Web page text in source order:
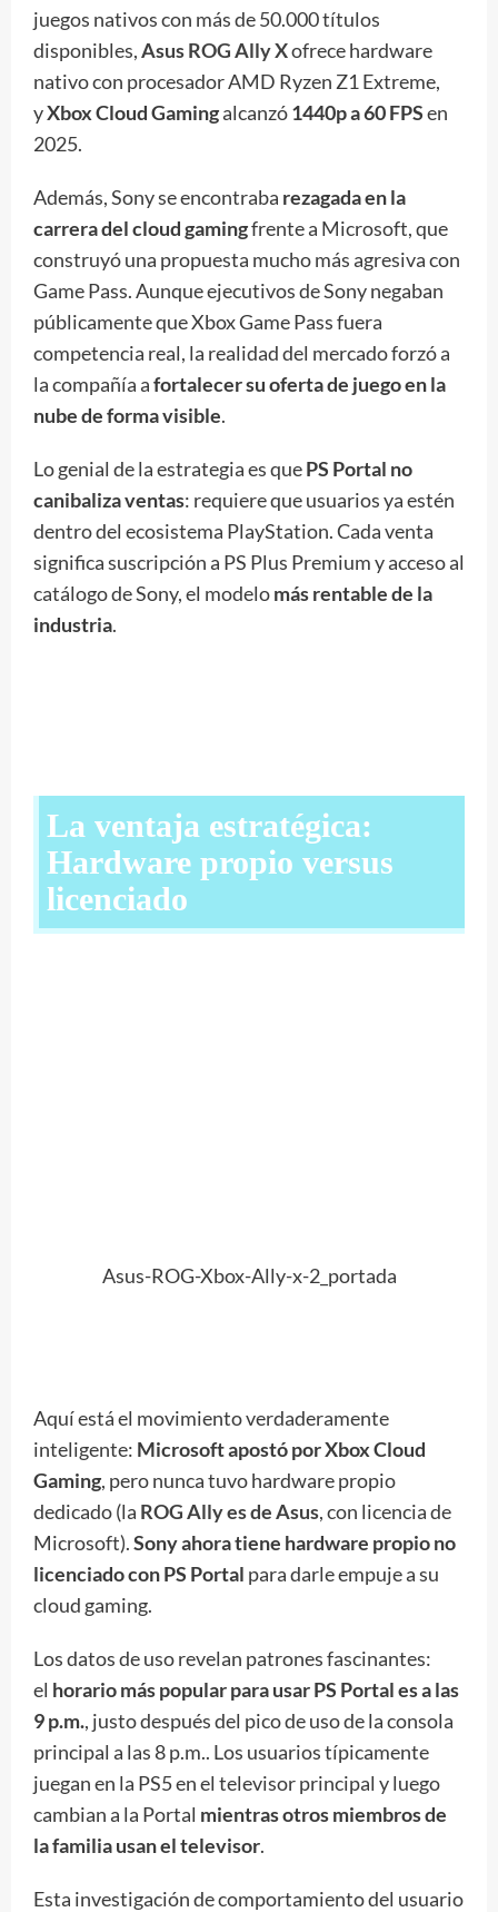
juegos nativos con más de 50.000 títulos
disponibles,Asus ROG Ally Xofrece hardware
nativo con procesador AMD Ryzen Z1 Extreme,
yXbox Cloud Gamingalcanzó1440p a 60 FPSen
2025.
Además, Sony se encontraba rezagada en la
carrera del cloud gamingfrente a Microsoft, que
construyó una propuesta mucho más agresiva con
Game Pass. Aunque ejecutivos de Sony negaban
públicamente que Xbox Game Pass fuera
competencia real, la realidad del mercado forzó a
la compañía afortalecer su oferta de juego en la
nube de forma visible.
Lo genial de la estrategia es quePS Portal no
canibaliza ventas: requiere que usuarios ya estén
dentro del ecosistema PlayStation. Cada venta
significa suscripción a PS Plus Premium y acceso al
catálogo de Sony, el modelomás rentable de la
industria.
La ventaja estratégica:
Hardware propio versus
licenciado
Asus-ROG-Xbox-Ally-x-2_portada
Aquí está el movimiento verdaderamente
inteligente: Microsoft apostó por Xbox Cloud
Gaming, pero nunca tuvo hardware propio
dedicado (la ROG Ally es de Asus, con licencia de
Microsoft).Sony ahora tiene hardware propio no
licenciado con PS Portal para darle empuje a su
cloud gaming.
Los datos de uso revelan patrones fascinantes:
el horario más popular para usar PS Portal es a las
9 p.m., justo después del pico de uso de la consola
principal a las 8 p.m.. Los usuarios típicamente
juegan en la PS5 en el televisor principal y luego
cambian a la Portal mientras otros miembros de
la familia usan el televisor.
Esta investigación de comportamiento del usuario